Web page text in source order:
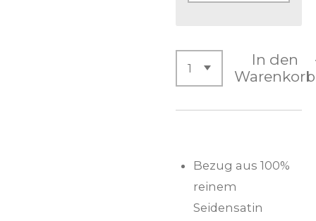
In den
Warenkorb
Bezug aus 100%
reinem
Seidensatin